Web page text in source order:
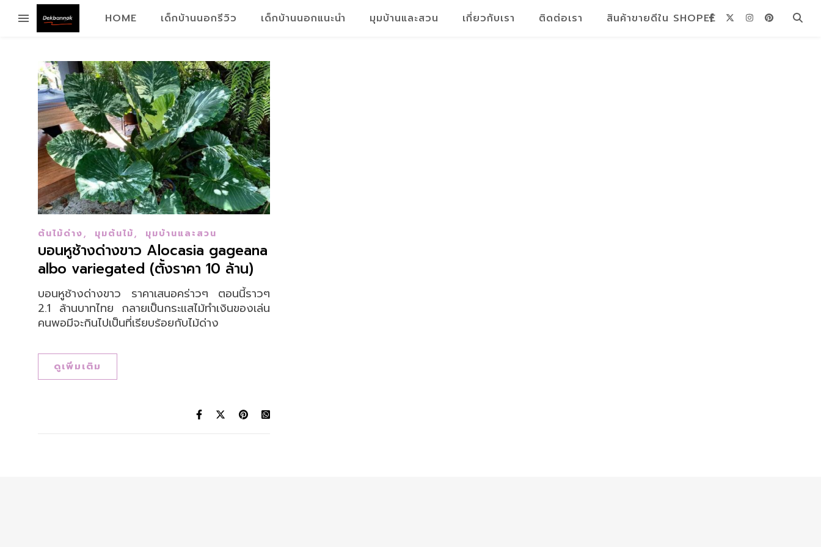
HOME เด็กบ้านนอกรีวิว เด็กบ้านนอกแนะนำ มุมบ้านและสวน เกี่ยวกับเรา ติดต่อเรา สินค้าขายดีใน SHOPEE
ต้นไม้ด่าง, มุมต้นไม้, มุมบ้านและสวน
บอนหูช้างด่างขาว Alocasia gageana
albo variegated (ตั้งราคา 10 ล้าน)
บอนหูช้างด่างขาว ราคาเสนอคร่าวๆ ตอนนี้ราวๆ
2.1 ล้านบาทไทย กลายเป็นกระแสไม้ทำเงินของเล่น
คนพอมีจะกินไปเป็นที่เรียบร้อยกับไม้ด่าง
ดูเพิ่มเติม